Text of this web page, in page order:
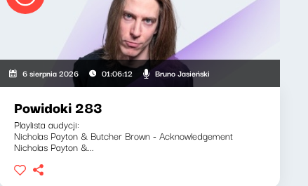
6 sierpnia 2026 01:06:12 Bruno Jasieński
Powidoki 283
Playlista audycji:
Nicholas Payton & Butcher Brown - Acknowledgement
Nicholas Payton &...